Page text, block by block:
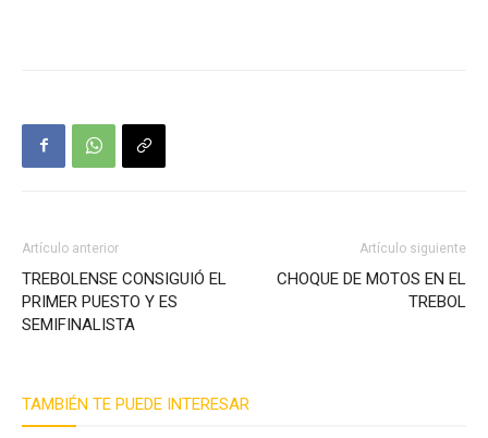
Artículo anterior
TREBOLENSE CONSIGUIÓ EL
PRIMER PUESTO Y ES
SEMIFINALISTA
Artículo siguiente
CHOQUE DE MOTOS EN EL
TREBOL
TAMBIÉN TE PUEDE INTERESAR